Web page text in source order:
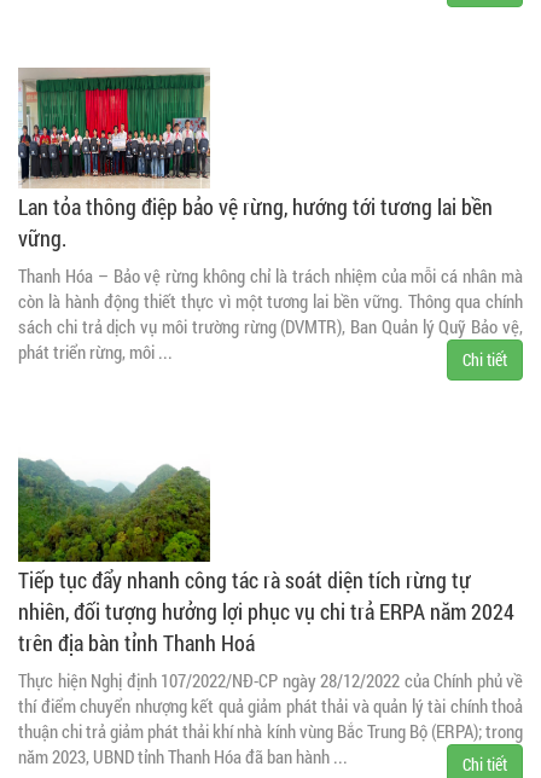
Lan tỏa thông điệp bảo vệ rừng, hướng tới tương lai bền
vững.
Thanh Hóa – Bảo vệ rừng không chỉ là trách nhiệm của mỗi cá nhân mà
còn là hành động thiết thực vì một tương lai bền vững. Thông qua chính
sách chi trả dịch vụ môi trường rừng (DVMTR), Ban Quản lý Quỹ Bảo vệ,
phát triển rừng, môi ...
Chi tiết
Tiếp tục đẩy nhanh công tác rà soát diện tích rừng tự
nhiên, đối tượng hưởng lợi phục vụ chi trả ERPA năm 2024
trên địa bàn tỉnh Thanh Hoá
Thực hiện Nghị định 107/2022/NĐ-CP ngày 28/12/2022 của Chính phủ về
thí điểm chuyển nhượng kết quả giảm phát thải và quản lý tài chính thoả
thuận chi trả giảm phát thải khí nhà kính vùng Bắc Trung Bộ (ERPA); trong
năm 2023, UBND tỉnh Thanh Hóa đã ban hành ...
Chi tiết